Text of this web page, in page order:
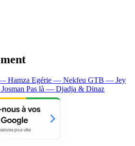
Hamza Egérie — Nekfeu GTB — Jey
Pas là — Djadja & Dinaz